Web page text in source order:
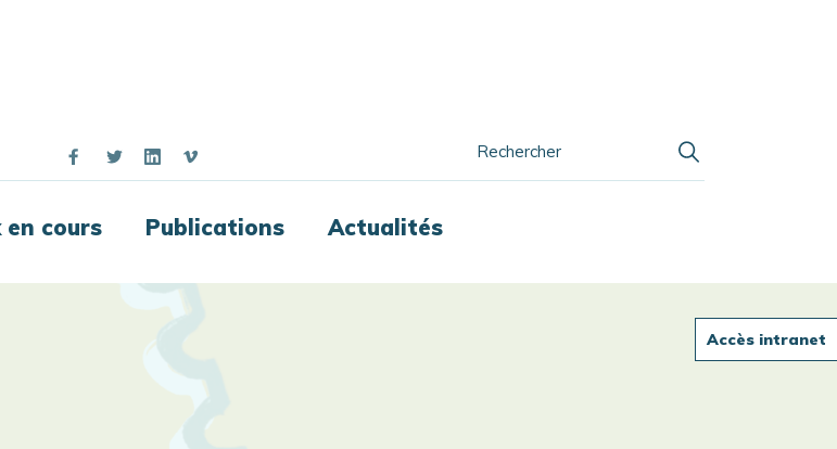
Accès intranet
en cours Publications Actualités